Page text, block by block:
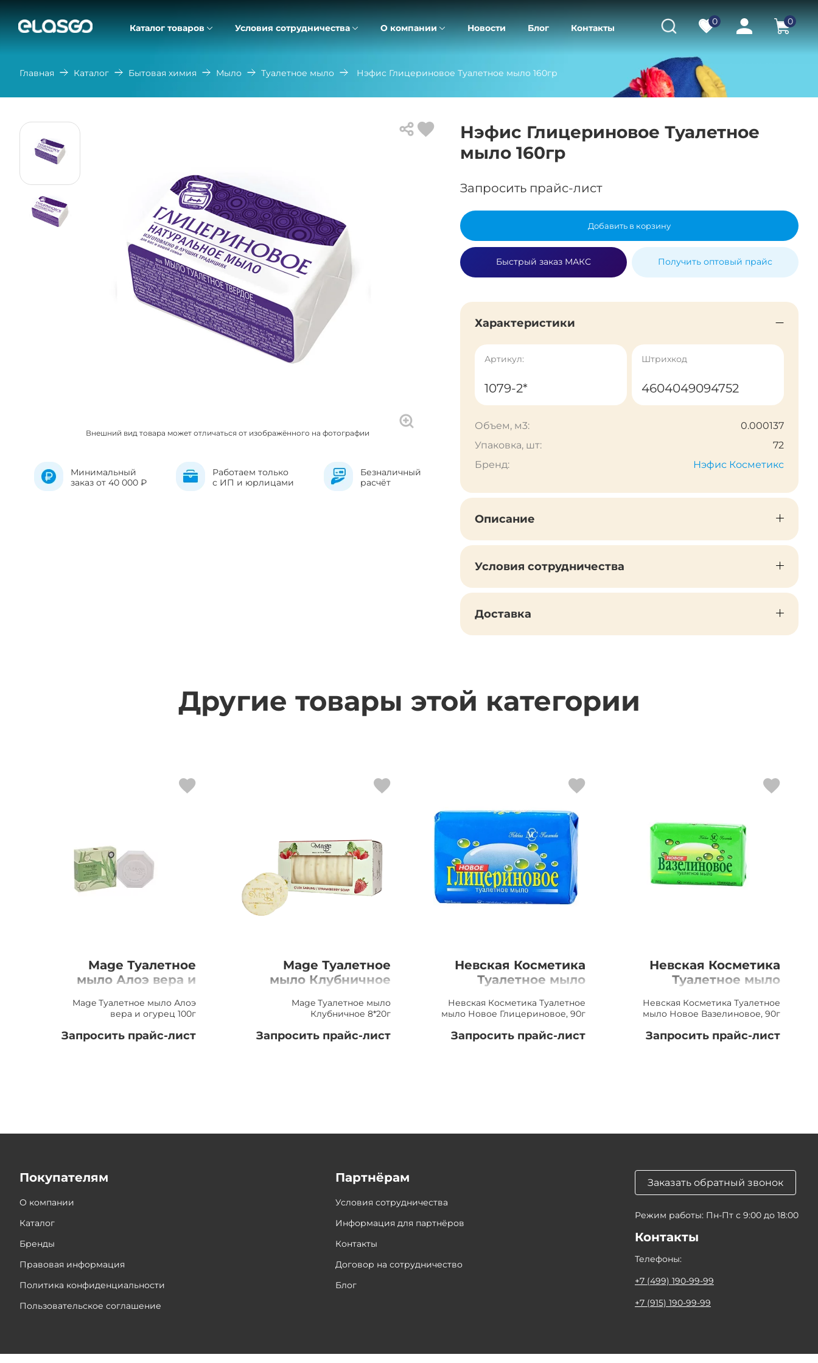
Каталог товаров Условия сотрудничества О компании Новости Блог Контакты
0 0
Главная Каталог Бытовая химия Мыло Туалетное мыло Нэфис Глицериновое Туалетное мыло 160гр
Внешний вид товара может отличаться от изображённого на фотографии
Минимальный
заказ от 40 000 ₽
Работаем только
с ИП и юрлицами
Безналичный
расчёт
Нэфис Глицериновое Туалетное
мыло 160гр
Запросить прайс-лист
Добавить в корзину
Быстрый заказ МАКС Получить оптовый прайс
Характеристики
Артикул:
1079-2*
Штрихкод
4604049094752
Объем, м3:
0.000137
Упаковка, шт:
72
Бренд:
Нэфис Косметикс
Описание
Условия сотрудничества
Доставка
Другие товары этой категории
Mage Туалетное
мыло Алоэ вера и
Mage Туалетное мыло Алоэ
вера и огурец 100г
Запросить прайс-лист
Mage Туалетное
мыло Клубничное
Mage Туалетное мыло
Клубничное 8*20г
Запросить прайс-лист
Невская Косметика
Туалетное мыло
90г
Невская Косметика Туалетное
мыло Новое Глицериновое, 90г
Запросить прайс-лист
Невская Косметика
Туалетное мыло
90г
Невская Косметика Туалетное
мыло Новое Вазелиновое, 90г
Запросить прайс-лист
Покупателям
О компании
Каталог
Бренды
Правовая информация
Политика конфиденциальности
Пользовательское соглашение
Партнёрам
Условия сотрудничества
Информация для партнёров
Контакты
Договор на сотрудничество
Блог
Заказать обратный звонок
Режим работы: Пн-Пт с 9:00 до 18:00
Контакты
Телефоны:
+7 (499) 190-99-99
+7 (915) 190-99-99